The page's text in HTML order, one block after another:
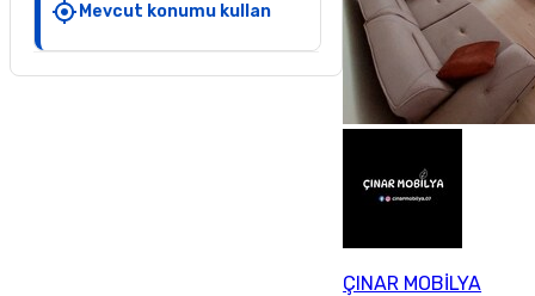
Mevcut konumu kullan
ÇINAR MOBİLYA